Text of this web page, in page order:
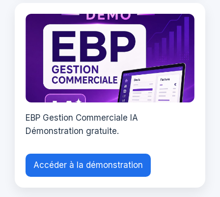
EBP Gestion Commerciale IA
Démonstration gratuite.
Accéder à la démonstration